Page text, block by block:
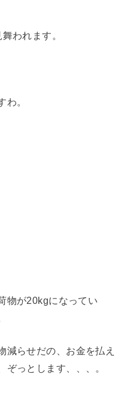
われます。
わ。
物が20kgになってい
減らせだの、お金を払え
ぞっとします、、、。